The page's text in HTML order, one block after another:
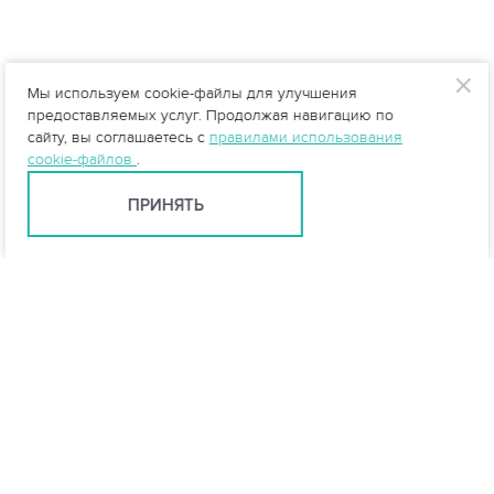
Мы используем cookie-файлы для улучшения
предоставляемых услуг. Продолжая навигацию по
сайту, вы соглашаетесь с правилами использования
cookie-файлов .
ПРИНЯТЬ